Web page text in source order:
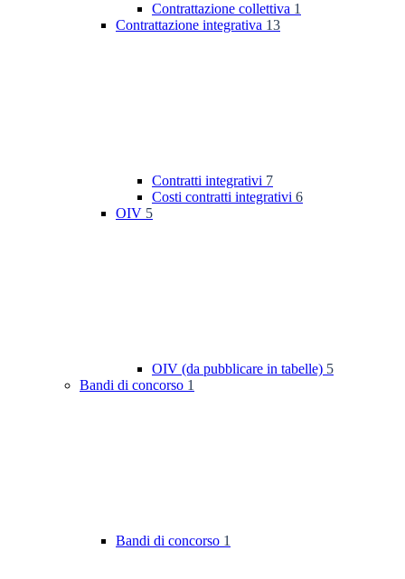
Contrattazione collettiva 1
Contrattazione integrativa 13
Contratti integrativi 7
Costi contratti integrativi 6
OIV 5
OIV (da pubblicare in tabelle) 5
Bandi di concorso 1
Bandi di concorso 1